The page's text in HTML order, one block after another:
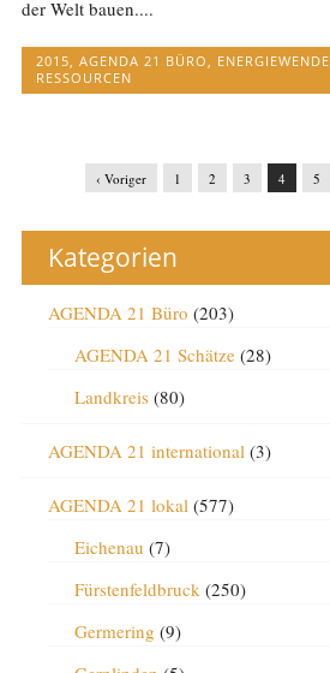
der Welt bauen....
2015 ,AGENDA 21 BÜRO ENERGIEWENDE
RESSOURCEN
‹ Voriger 1 2 3 4 5
Kategorien
AGENDA 21 Büro (203)
AGENDA 21 Schätze(28)
Landkreis(80)
AGENDA 21 international (3)
AGENDA 21 lokal (577)
Eichenau (7)
Fürstenfeldbruck (250)
Germering (9)